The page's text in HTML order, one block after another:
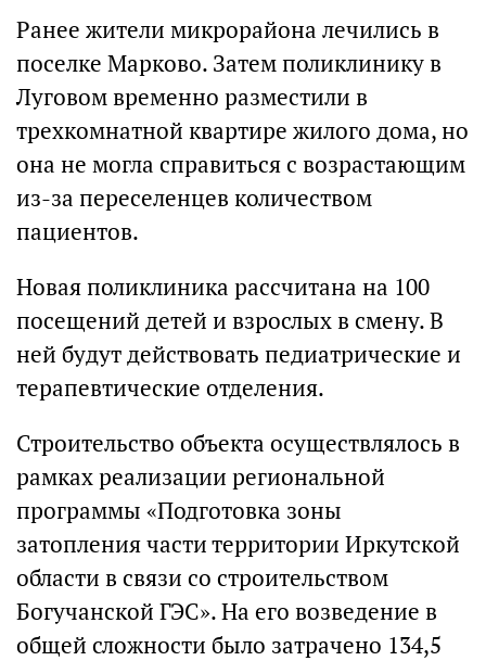
Ранее жители микрорайона лечились в
поселке Марково. Затем поликлинику в
Луговом временно разместили в
трехкомнатной квартире жилого дома, но
она не могла справиться с возрастающим
из-за переселенцев количеством
пациентов.
Новая поликлиника рассчитана на 100
посещений детей и взрослых в смену. В
ней будут действовать педиатрические и
терапевтические отделения.
Строительство объекта осуществлялось в
рамках реализации региональной
программы «Подготовка зоны
затопления части территории Иркутской
области в связи со строительством
Богучанской ГЭС». На его возведение в
общей сложности было затрачено 134,5